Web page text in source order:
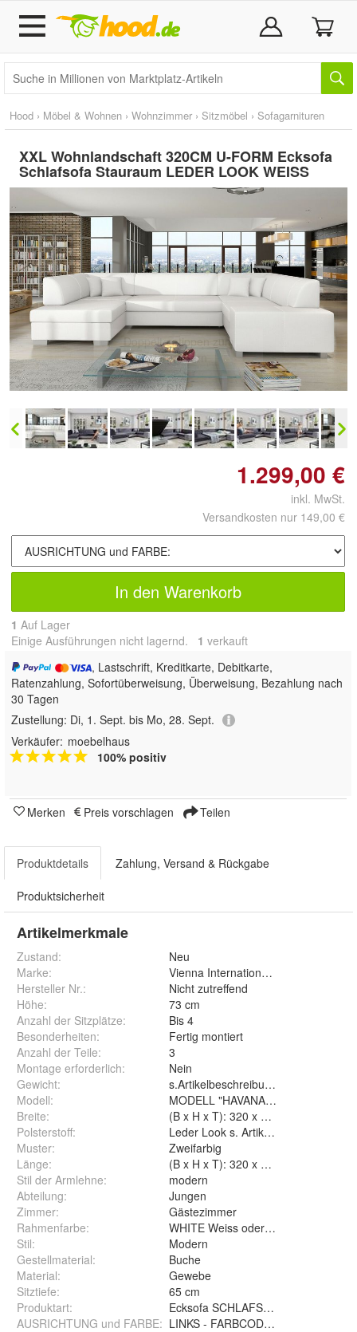
Hood › Möbel & Wohnen › Wohnzimmer › Sitzmöbel › Sofagarnituren
XXL Wohnlandschaft 320CM U-FORM Ecksofa
Schlafsofa Stauraum LEDER LOOK WEISS
Doppelt antippen zum
vergrößern
1.299,00 €
inkl. MwSt.
Versandkosten nur 149,00 €
In den Warenkorb
1 Auf Lager
Einige Ausführungen nicht lagernd. 1 verkauft
, Lastschrift, Kreditkarte, Debitkarte,
Ratenzahlung, Sofortüberweisung, Überweisung, Bezahlung nach
30 Tagen
Zustellung: Di, 1. Sept. bis Mo, 28. Sept.
Verkäufer: moebelhaus
100% positiv
Merken Preis vorschlagen Teilen
Produktdetails Zahlung, Versand & Rückgabe
Produktsicherheit
Artikelmerkmale
Zustand:
Neu
Marke:
Vienna International Furniture
Hersteller Nr.:
Nicht zutreffend
Höhe:
73 cm
Anzahl der Sitzplätze:
Bis 4
Besonderheiten:
Fertig montiert
Anzahl der Teile:
3
Montage erforderlich:
Nein
Gewicht:
s.Artikelbeschreibung
Modell:
MODELL "HAVANA" ECKSOFA IN
Breite:
(B x H x T): 320 x 73 x 207 cm
Polsterstoff:
Leder Look s. Artikelbeschreibung
Muster:
Zweifarbig
Länge:
(B x H x T): 320 x 73 x 207 cm
Stil der Armlehne:
modern
Abteilung:
Jungen
Zimmer:
Gästezimmer
Rahmenfarbe:
WHITE Weiss oder wählbar
Stil:
Modern
Gestellmaterial:
Buche
Material:
Gewebe
Sitztiefe:
65 cm
Produktart:
Ecksofa SCHLAFSOFA U-FORM
AUSRICHTUNG und FARBE: